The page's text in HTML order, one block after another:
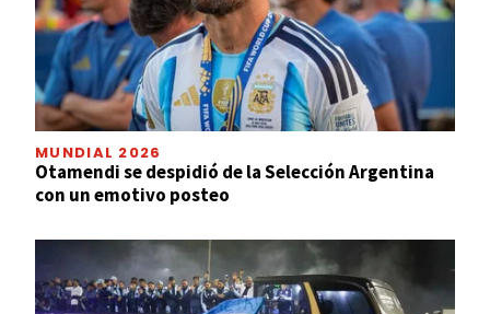
MUNDIAL 2026
Otamendi se despidió de la Selección Argentina
con un emotivo posteo